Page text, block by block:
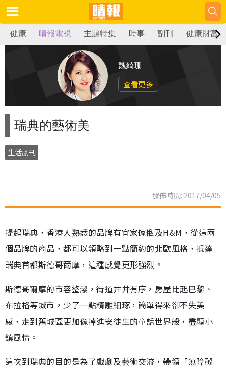
健康 晴報電視 主題特集 時事 副刊 健康財富
魏綺珊
查看更多
瑞典的藝術美
生活副刊
發佈時間: 2017/04/05
提起瑞典，香港人熟悉的品牌有宜家傢俬及H&M，從這兩
個品牌的商品，都可以領略到一點簡約的北歐風格，抵達
瑞典首都斯德哥爾摩，這種感覺更形強烈。
斯德哥爾摩的市容整潔，街道井井有序，房屋比起巴黎、
布拉格等城市，少了一點精雕細琢，簡單得來卻不失美
感，走到舊城區更加像掉進安徒生的童話世界般，盡顯小
鎮風情。
這次到瑞典的目的是為了戲劇及藝術交流，帶領「無障礙